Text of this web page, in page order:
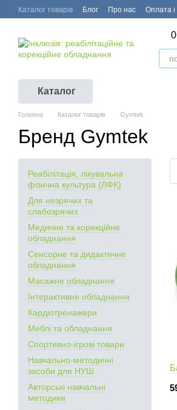
Перейти до основного контенту
Каталог товарів Блог Про нас Оплата і
Каталог
Головна Каталог товарів Gymtek
Бренд Gymtek
Реабілітація, лікувальна
фізична культура (ЛФК)
Для незрячих та
слабозрячих
Медичне та корекційне
обладнання
Сенсорне та дидактичне
обладнання
Масажне обладнання
Інтерактивне обладнання
Кардіотренажери
Меблі та обладнання
Спортивно-ігрові товари
Навчально-методичні
засоби для НУШ
Авторські навчальні
методики